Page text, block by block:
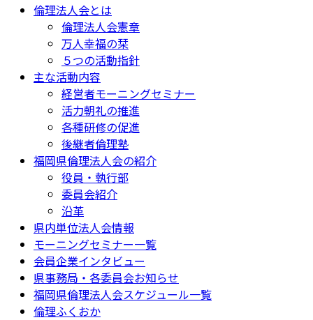
倫理法人会とは
倫理法人会憲章
万人幸福の栞
５つの活動指針
主な活動内容
経営者モーニングセミナー
活力朝礼の推進
各種研修の促進
後継者倫理塾
福岡県倫理法人会の紹介
役員・執行部
委員会紹介
沿革
県内単位法人会情報
モーニングセミナー一覧
会員企業インタビュー
県事務局・各委員会お知らせ
福岡県倫理法人会スケジュール一覧
倫理ふくおか